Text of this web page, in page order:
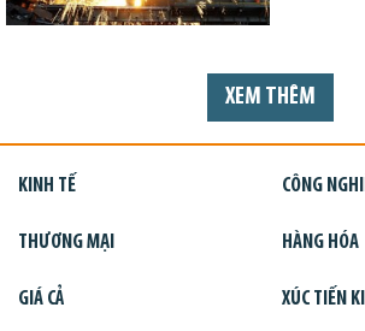
XEM THÊM
KINH TẾ CÔNG
THƯƠNG MẠI HÀNG HÓA
GIÁ CẢ XÚC TIẾN